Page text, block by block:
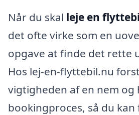
Når du skal leje en
det ofte virke som en
opgave at finde det rette
Hos lej-en-flyttebil.nu
vigtigheden af en nem og
bookingproces, så du